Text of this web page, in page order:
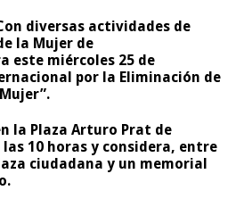
diversas actividades de
la Mujer de
este miércoles 25 de
por la Eliminación de
la Plaza Arturo Prat de
10 horas y considera, entre
ciudadana y un memorial